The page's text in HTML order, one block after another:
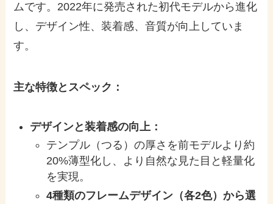
ムです。2022年に発売された初代モデルから進化
し、デザイン性、装着感、音質が向上していま
す。
主な特徴とスペック：
デザインと装着感の向上：
テンプル（つる）の厚さを前モデルより約
20%薄型化し、より自然な見た目と軽量化
を実現。
4種類のフレームデザイン（各2色）から選